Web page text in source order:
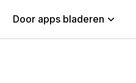
Door apps bladeren